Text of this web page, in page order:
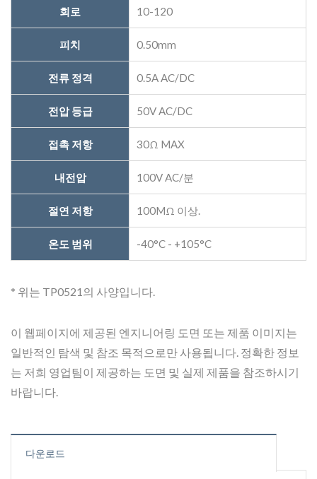
회로 10-120
피치 0.50mm
전류 정격 0.5A AC/DC
전압 등급 50V AC/DC
접촉 저항 30Ω MAX
내전압 100V AC/분
절연 저항 100MΩ 이상.
온도 범위 -40°C - +105°C
* 위는 TP0521의 사양입니다.
이 웹페이지에 제공된 엔지니어링 도면 또는 제품 이미지는
일반적인 탐색 및 참조 목적으로만 사용됩니다. 정확한 정보
는 저희 영업팀이 제공하는 도면 및 실제 제품을 참조하시기
바랍니다.
다운로드